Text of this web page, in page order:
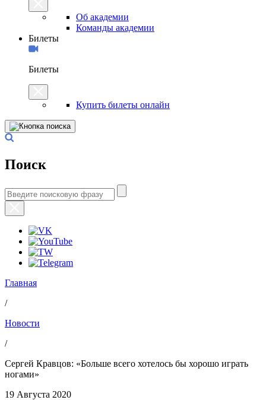
Об академии
Команды академии
Билеты
Билеты
Купить билеты онлайн
Поиск
Главная
/
Новости
/
Сергей Кравцов: «Больше всего хотелось бы хорошо играть
ногами»
19 Августа 2020